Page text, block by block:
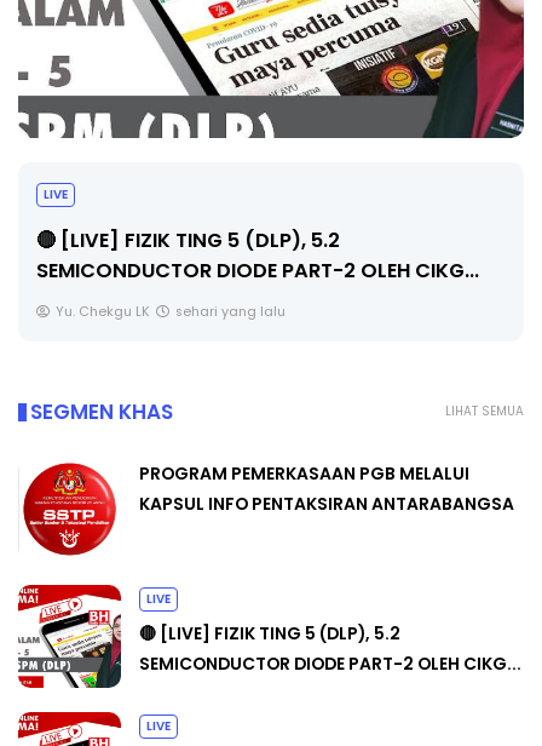
LIVE
🔴 [LIVE] PRINSIP PERAKAUNAN, PECUT SKOR
SOALAN 1 TRIAL OLEH CIKGU WAN...
Yu. Chekgu LK sehari yang lalu
LIHAT SEMUA
SEGMEN KHAS
PROGRAM PEMERKASAAN PGB MELALUI
KAPSUL INFO PENTAKSIRAN ANTARABANGSA
LIVE
🔴 [LIVE] FIZIK TING 5 (DLP), 5.2
SEMICONDUCTOR DIODE PART-2 OLEH CIKG...
LIVE